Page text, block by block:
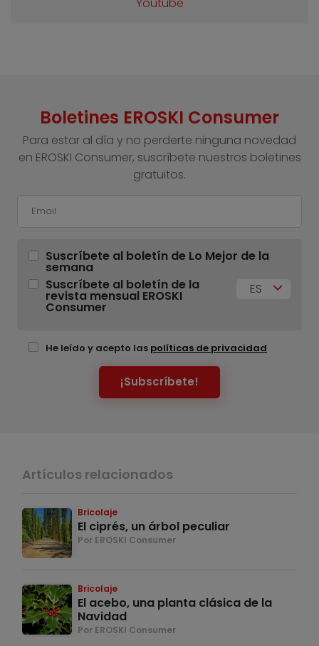
Youtube
Boletines EROSKI Consumer
Para estar al día y no perderte ninguna novedad
en EROSKI Consumer, suscríbete nuestros boletines
gratuitos.
Suscríbete al boletín de Lo Mejor de la
semana
Suscríbete al boletín de la
revista mensual EROSKI
Consumer
ES
He leído y acepto las políticas de privacidad
¡Subscríbete!
Artículos relacionados
Bricolaje
El ciprés, un árbol peculiar
Por EROSKI Consumer
Bricolaje
El acebo, una planta clásica de la
Navidad
Por EROSKI Consumer